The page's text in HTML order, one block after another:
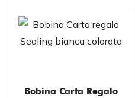
Bobina Carta Regalo